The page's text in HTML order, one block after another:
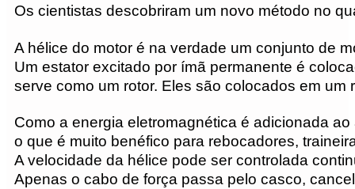
Os cientistas descobriram um novo método no
A hélice do motor é na verdade um conjunto de
Um estator excitado por ímã permanente é
serve como um rotor. Eles são colocados em
Como a energia eletromagnética é adicionada
o que é muito benéfico para rebocadores,
A velocidade da hélice pode ser controlada
Apenas o cabo de força passa pelo casco,